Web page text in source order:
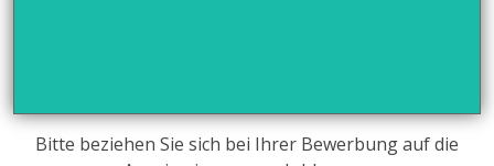
Bitte beziehen Sie sich bei Ihrer Bewerbung auf die